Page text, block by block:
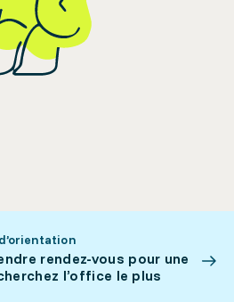
rendez-vous pour une
l’office le plus